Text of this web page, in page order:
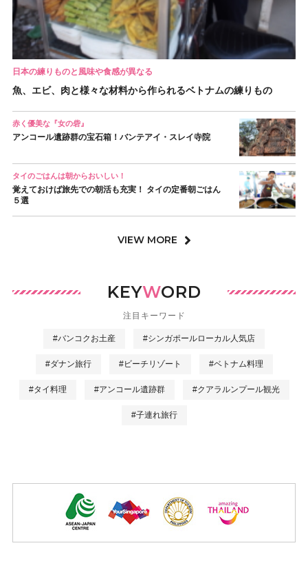
日本の練りものと風味や食感が異なる
魚、エビ、肉と様々な材料から作られるベトナムの練りもの
赤く優美な『女の砦』
アンコール遺跡群の宝石箱！バンテアイ・スレイ寺院
タイのごはんは朝からおいしい！
覚えておけば旅先での朝活も充実！ タイの定番朝ごはん
５選
VIEW MORE
KEYWORD
注目キーワード
#バンコクお土産 #シンガポールローカル人気店
#ダナン旅行 #ビーチリゾート #ベトナム料理
#タイ料理 #アンコール遺跡群 #クアラルンプール観光
#子連れ旅行